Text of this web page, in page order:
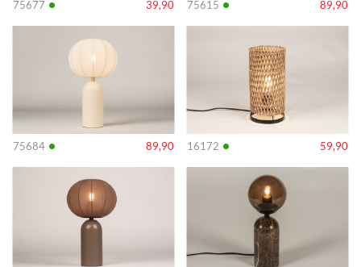
75677 • 39,90 75615 • 89,90
75684 • 89,90
Info
16172 • 59,90
Info
Info Info